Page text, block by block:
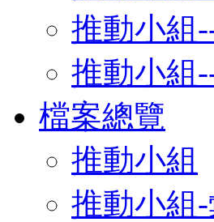
推動小組
推動小組
檔案總覽
推動小組
推動小組